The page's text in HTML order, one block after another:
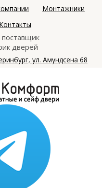
Монтажники
Контакты
дверей
ул. Амундсена 68